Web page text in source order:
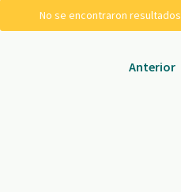
No se encontraron resultados
Anterior